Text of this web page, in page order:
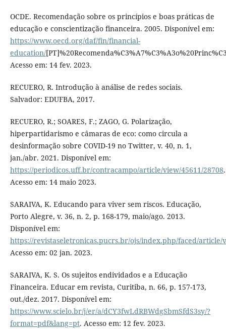
OCDE. Recomendação sobre os princípios e boas práticas de
educação e conscientização financeira. 2005. Disponível em:
https://www.oecd.org/daf/fin/financial-
education/
Acesso em: 14 fev. 2023.
RECUERO, R. Introdução à análise de redes sociais.
Salvador: EDUFBA, 2017.
RECUERO, R.; SOARES, F.; ZAGO, G. Polarização,
hiperpartidarismo e câmaras de eco: como circula a
desinformação sobre COVID-19 no Twitter, v. 40, n. 1,
jan./abr. 2021. Disponível em:
https://periodicos.uff.br/contracampo/article/view/45611/28708.
Acesso em: 14 maio 2023.
SARAIVA, K. Educando para viver sem riscos. Educação,
Porto Alegre, v. 36, n. 2, p. 168-179, maio/ago. 2013.
Disponível em:
https://revistaseletronicas.pucrs.br/ojs/index.php/faced/article/
Acesso em: 02 jan. 2023.
SARAIVA, K. S. Os sujeitos endividados e a Educação
Financeira. Educar em revista, Curitiba, n. 66, p. 157-173,
out./dez. 2017. Disponível em:
https://www.scielo.br/j/er/a/dCY3fwLdRBWdgSbmSfdS3sy/?
format=pdf&lang=pt. Acesso em: 12 fev. 2023.